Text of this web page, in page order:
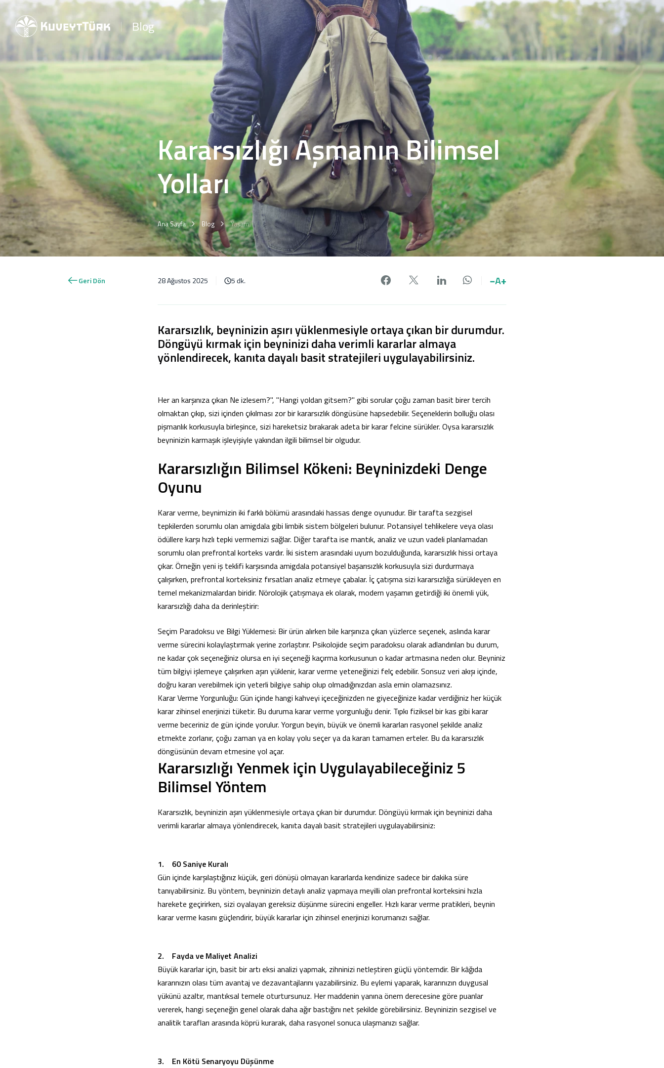
Blog
Kararsızlığı Aşmanın Bilimsel
Yolları
Ana Sayfa Blog Yaşam
Geri Dön 28 Ağustos 2025 5 dk. Facebook'da paylaş
X'de paylaşLinkedIn'de paylaş
Whatsapp'da paylaş
−A+
Kararsızlık, beyninizin aşırı yüklenmesiyle ortaya çıkan bir durumdur.
Döngüyü kırmak için beyninizi daha verimli kararlar almaya
yönlendirecek, kanıta dayalı basit stratejileri uygulayabilirsiniz.
Her an karşınıza çıkan Ne izlesem?", "Hangi yoldan gitsem?" gibi sorular çoğu zaman basit birer tercih
olmaktan çıkıp, sizi içinden çıkılması zor bir kararsızlık döngüsüne hapsedebilir. Seçeneklerin bolluğu olası
pişmanlık korkusuyla birleşince, sizi hareketsiz bırakarak adeta bir karar felcine sürükler. Oysa kararsızlık
beyninizin karmaşık işleyişiyle yakından ilgili bilimsel bir olgudur.
Kararsızlığın Bilimsel Kökeni: Beyninizdeki Denge
Oyunu
Karar verme, beynimizin iki farklı bölümü arasındaki hassas denge oyunudur. Bir tarafta sezgisel
tepkilerden sorumlu olan amigdala gibi limbik sistem bölgeleri bulunur. Potansiyel tehlikelere veya olası
ödüllere karşı hızlı tepki vermemizi sağlar. Diğer tarafta ise mantık, analiz ve uzun vadeli planlamadan
sorumlu olan prefrontal korteks vardır. İki sistem arasındaki uyum bozulduğunda, kararsızlık hissi ortaya
çıkar. Örneğin yeni iş teklifi karşısında amigdala potansiyel başarısızlık korkusuyla sizi durdurmaya
çalışırken, prefrontal korteksiniz fırsatları analiz etmeye çabalar. İç çatışma sizi kararsızlığa sürükleyen en
temel mekanizmalardan biridir. Nörolojik çatışmaya ek olarak, modern yaşamın getirdiği iki önemli yük,
kararsızlığı daha da derinleştirir:
Seçim Paradoksu ve Bilgi Yüklemesi: Bir ürün alırken bile karşınıza çıkan yüzlerce seçenek, aslında karar
verme sürecini kolaylaştırmak yerine zorlaştırır. Psikolojide seçim paradoksu olarak adlandırılan bu durum,
ne kadar çok seçeneğiniz olursa en iyi seçeneği kaçırma korkusunun o kadar artmasına neden olur. Beyniniz
tüm bilgiyi işlemeye çalışırken aşırı yüklenir, karar verme yeteneğinizi felç edebilir. Sonsuz veri akışı içinde,
doğru kararı verebilmek için yeterli bilgiye sahip olup olmadığınızdan asla emin olamazsınız.
Karar Verme Yorgunluğu: Gün içinde hangi kahveyi içeceğinizden ne giyeceğinize kadar verdiğiniz her küçük
karar zihinsel enerjinizi tüketir. Bu duruma karar verme yorgunluğu denir. Tıpkı fiziksel bir kas gibi karar
verme beceriniz de gün içinde yorulur. Yorgun beyin, büyük ve önemli kararları rasyonel şekilde analiz
etmekte zorlanır, çoğu zaman ya en kolay yolu seçer ya da kararı tamamen erteler. Bu da kararsızlık
döngüsünün devam etmesine yol açar.
Kararsızlığı Yenmek için Uygulayabileceğiniz 5
Bilimsel Yöntem
Kararsızlık, beyninizin aşırı yüklenmesiyle ortaya çıkan bir durumdur. Döngüyü kırmak için beyninizi daha
verimli kararlar almaya yönlendirecek, kanıta dayalı basit stratejileri uygulayabilirsiniz:
1. 60 Saniye Kuralı
Gün içinde karşılaştığınız küçük, geri dönüşü olmayan kararlarda kendinize sadece bir dakika süre
tanıyabilirsiniz. Bu yöntem, beyninizin detaylı analiz yapmaya meyilli olan prefrontal korteksini hızla
harekete geçirirken, sizi oyalayan gereksiz düşünme sürecini engeller. Hızlı karar verme pratikleri, beynin
karar verme kasını güçlendirir, büyük kararlar için zihinsel enerjinizi korumanızı sağlar.
2. Fayda ve Maliyet Analizi
Büyük kararlar için, basit bir artı eksi analizi yapmak, zihninizi netleştiren güçlü yöntemdir. Bir kâğıda
kararınızın olası tüm avantaj ve dezavantajlarını yazabilirsiniz. Bu eylemi yaparak, kararınızın duygusal
yükünü azaltır, mantıksal temele oturtursunuz. Her maddenin yanına önem derecesine göre puanlar
vererek, hangi seçeneğin genel olarak daha ağır bastığını net şekilde görebilirsiniz. Beyninizin sezgisel ve
analitik tarafları arasında köprü kurarak, daha rasyonel sonuca ulaşmanızı sağlar.
3. En Kötü Senaryoyu Düşünme